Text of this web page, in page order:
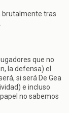
brutalmente tras
que no
la defensa) el
si será De Gea
e incluso
no sabemos